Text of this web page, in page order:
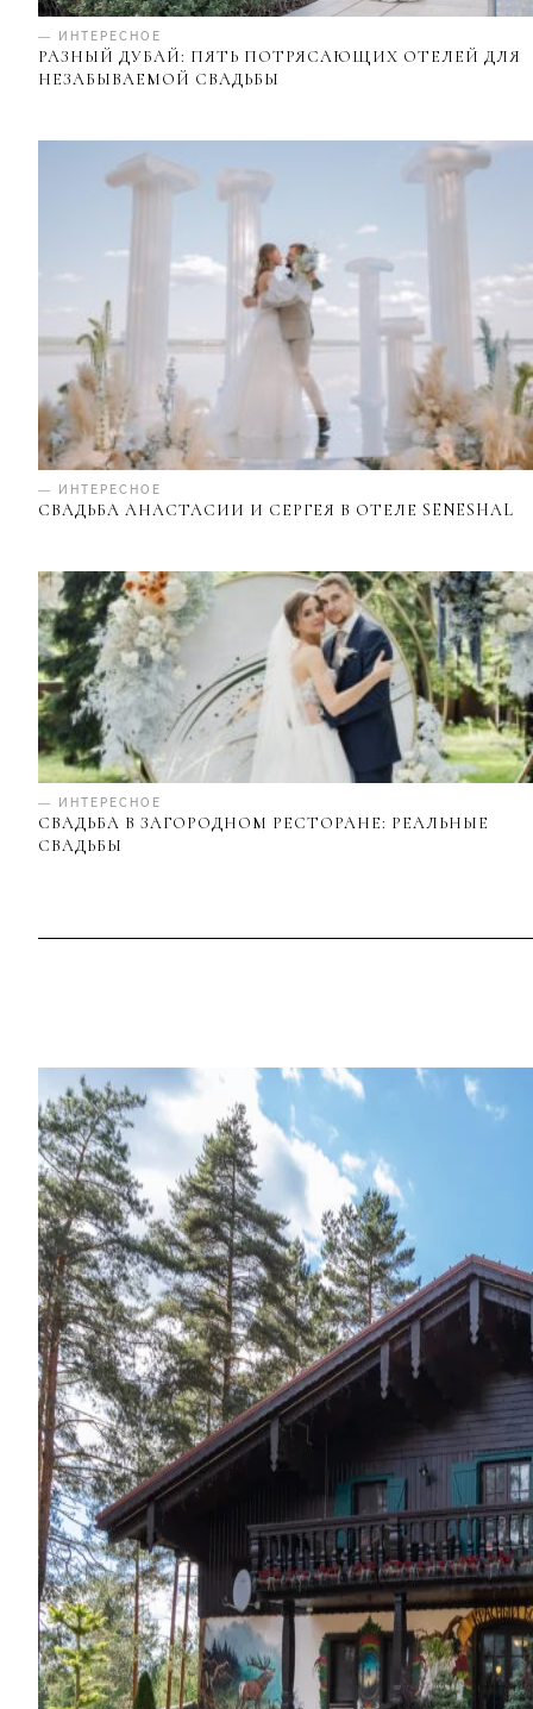
— ИНТЕРЕСНОЕ
РАЗНЫЙ ДУБАЙ: ПЯТЬ ПОТРЯСАЮЩИХ ОТЕЛЕЙ ДЛЯ
НЕЗАБЫВАЕМОЙ СВАДЬБЫ
— ИНТЕРЕСНОЕ
СВАДЬБА АНАСТАСИИ И СЕРГЕЯ В ОТЕЛЕ SENESHAL
— ИНТЕРЕСНОЕ
СВАДЬБА В ЗАГОРОДНОМ РЕСТОРАНЕ: РЕАЛЬНЫЕ
СВАДЬБЫ